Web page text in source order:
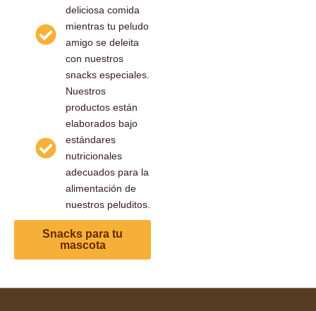
deliciosa comida
mientras tu peludo
amigo se deleita
con nuestros
snacks especiales.
Nuestros
productos están
elaborados bajo
estándares
nutricionales
adecuados para la
alimentación de
nuestros peluditos.
Snacks para tu
mascota